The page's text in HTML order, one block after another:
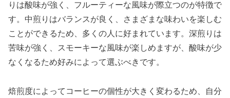
りは酸味が強く、フルーティーな風味が際立つのが特徴で
す。中煎りはバランスが良く、さまざまな味わいを楽しむ
ことができるため、多くの人に好まれています。深煎りは
苦味が強く、スモーキーな風味が楽しめますが、酸味が少
なくなるため好みによって選ぶべきです。
焙煎度によってコーヒーの個性が大きく変わるため、自分